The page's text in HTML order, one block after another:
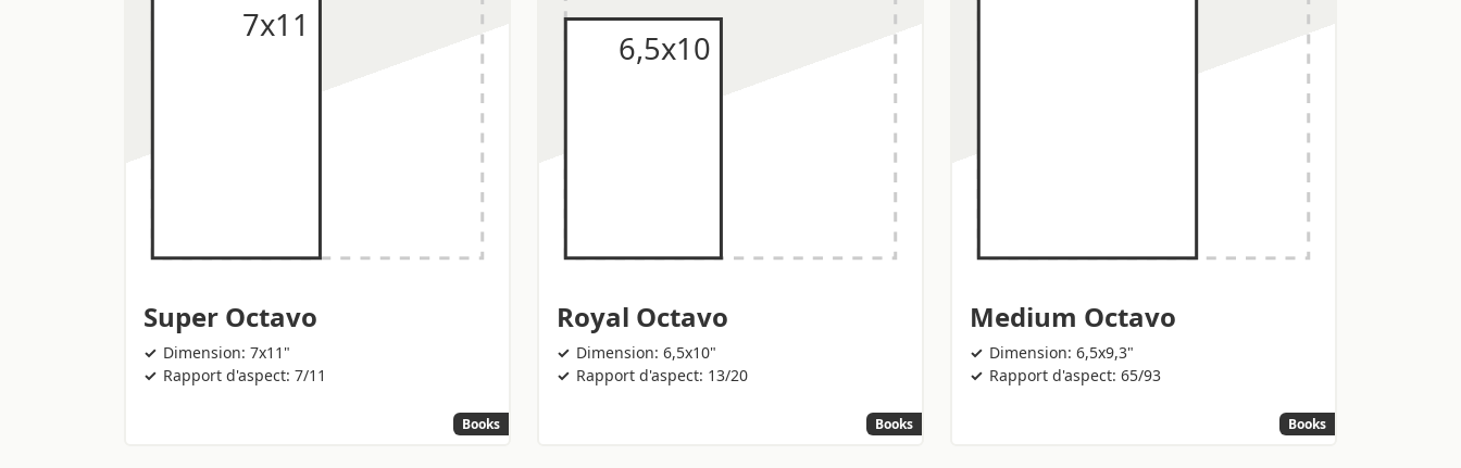
Super Octavo
Dimension: 7x11"
Rapport d'aspect: 7/11
Books
Royal Octavo
Dimension: 6,5x10"
Rapport d'aspect: 13/20
Books
Medium Octavo
Dimension: 6,5x9,3"
Rapport d'aspect: 65/93
Books